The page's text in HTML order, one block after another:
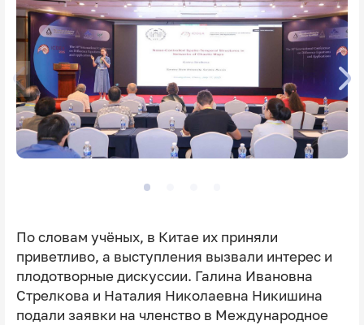
По словам учёных, в Китае их приняли
приветливо, а выступления вызвали интерес и
плодотворные дискуссии. Галина Ивановна
Стрелкова и Наталия Николаевна Никишина
подали заявки на членство в Международное